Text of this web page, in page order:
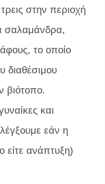
στην περιοχή
σαλαμάνδρα,
το οποίο
διαθέσιμου
βιότοπο.
και
εάν η
είτε ανάπτυξη)